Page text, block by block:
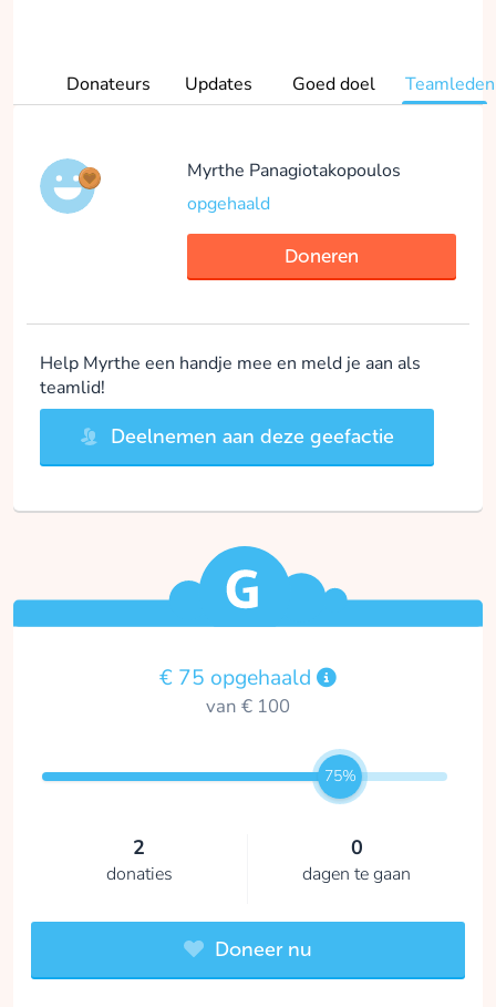
Donateurs Updates Goed doel Teamleden
Myrthe Panagiotakopoulos
opgehaald
Doneren
Help Myrthe een handje mee en meld je aan als
teamlid!
Deelnemen aan deze geefactie
€ 75 opgehaald
van € 100
75%
2
donaties
0
dagen te gaan
Doneer nu